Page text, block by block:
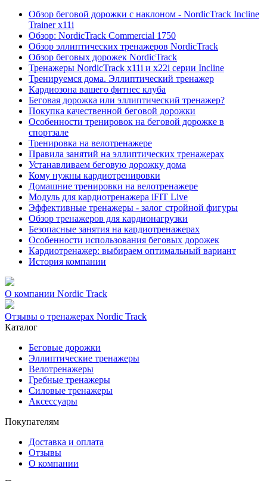
Обзор беговой дорожки с наклоном - NordicTrack Incline
Trainer x11i
Обзор: NordicTrack Commercial 1750
Обзор эллиптических тренажеров NordicTrack
Обзор беговых дорожек NordicTrack
Тренажеры NordicTrack x11i и x22i серии Incline
Тренируемся дома. Эллиптический тренажер
Кардиозона вашего фитнес клуба
Беговая дорожка или эллиптический тренажер?
Покупка качественной беговой дорожки
Особенности тренировок на беговой дорожке в
спортзале
Тренировка на велотренажере
Правила занятий на эллиптических тренажерах
Устанавливаем беговую дорожку дома
Кому нужны кардиотренировки
Домашние тренировки на велотренажере
Модуль для кардиотренажера iFIT Live
Эффективные тренажеры - залог стройной фигуры
Обзор тренажеров для кардионагрузки
Безопасные занятия на кардиотренажерах
Особенности использования беговых дорожек
Кардиотренажер: выбираем оптимальный вариант
История компании
О компании Nordic Track
Отзывы о тренажерах Nordic Track
Каталог
Беговые дорожки
Эллиптические тренажеры
Велотренажеры
Гребные тренажеры
Силовые тренажеры
Аксессуары
Покупателям
Доставка и оплата
Отзывы
О компании